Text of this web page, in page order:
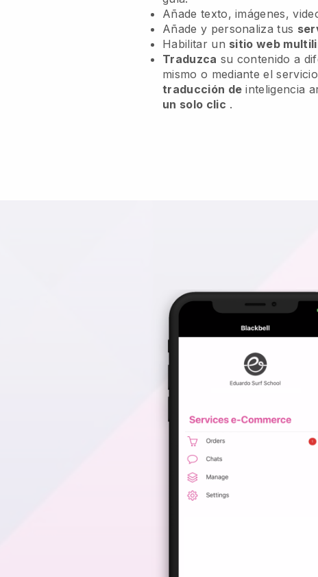
Añade texto, imágenes,
Añade y personaliza tus
Habilitar un sitio web
Traduzca su contenido a
mismo o mediante el
traducción de inteligencia
un solo clic .